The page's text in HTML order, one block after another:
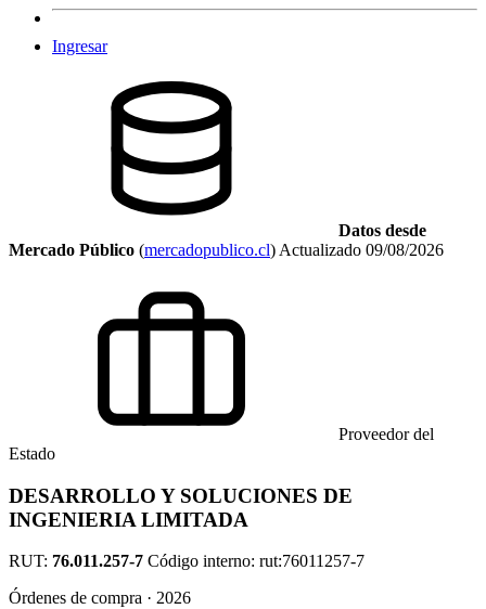
Ingresar
Datos desde
Mercado Público (mercadopublico.cl) Actualizado 09/08/2026
Proveedor del
Estado
DESARROLLO Y SOLUCIONES DE
INGENIERIA LIMITADA
RUT: 76.011.257-7 Código interno: rut:76011257-7
Órdenes de compra · 2026